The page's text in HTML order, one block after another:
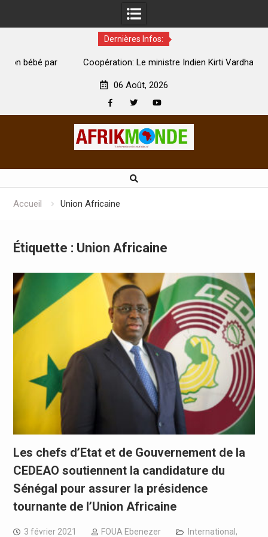
Dernières Infos:
Coopération: Le ministre Indien Kirti Vardhan Singh à
06 Août, 2026
Accueil Union Africaine
Étiquette : Union Africaine
Les chefs d’Etat et de Gouvernement de la
CEDEAO soutiennent la candidature du
Sénégal pour assurer la présidence
tournante de l’Union Africaine
3 février 2021 FOUA Ebenezer International ,